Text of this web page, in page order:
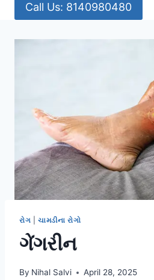
Call Us: 8140980480
રોગ ચામડીના રોગો
ગેંગરીન
By Nihal Salvi April 28, 2025